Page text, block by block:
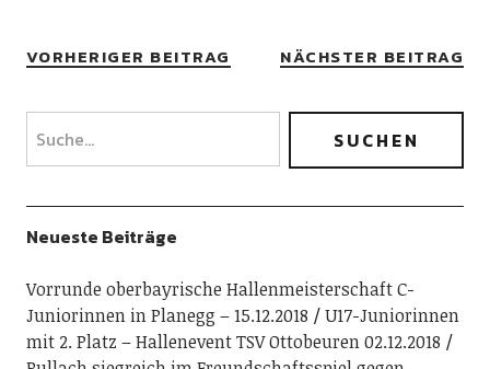
VORHERIGER BEITRAG NÄCHSTER BEITRAG
Neueste Beiträge
Vorrunde oberbayrische Hallenmeisterschaft C-
Juniorinnen in Planegg – 15.12.2018
U17-Juniorinnen
mit 2. Platz – Hallenevent TSV Ottobeuren 02.12.2018